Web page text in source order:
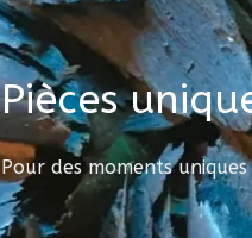
Pièces
Pour des moments uniques